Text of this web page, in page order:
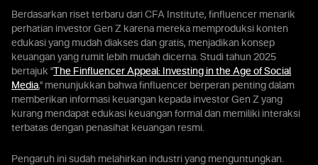
Berdasarkan riset terbaru dari CFA Institute, finfluencer menarik
perhatian investor Gen Z karena mereka memproduksi konten
edukasi yang mudah diakses dan gratis, menjadikan konsep
keuangan yang rumit lebih mudah dicerna. Studi tahun 2025
bertajuk " The Finfluencer Appeal: Investing in the Age of Social
Media," menunjukkan bahwa finfluencer berperan penting dalam
memberikan informasi keuangan kepada investor Gen Z yang
kurang mendapat edukasi keuangan formal dan memiliki interaksi
terbatas dengan penasihat keuangan resmi.
Pengaruh ini sudah melahirkan industri yang menguntungkan.